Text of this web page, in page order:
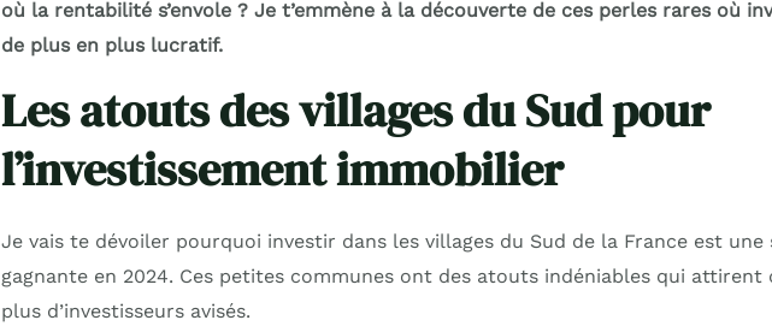
où la rentabilité s’envole ? Je t’emmène à la découverte de ces perles rares où
de plus en plus lucratif.
Les atouts des villages du Sud pour
l’investissement immobilier
Je vais te dévoiler pourquoi investir dans les villages du Sud de la France est une
gagnante en 2024. Ces petites communes ont des atouts indéniables qui attirent
plus d’investisseurs avisés.